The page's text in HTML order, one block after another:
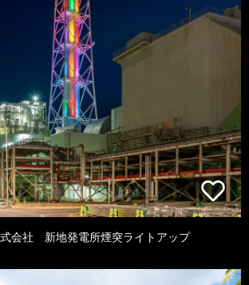
会社 新地発電所煙突ライトアップ